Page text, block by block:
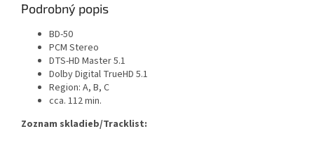
Podrobný popis
BD-50
PCM Stereo
DTS-HD Master 5.1
Dolby Digital TrueHD 5.1
Region: A, B, C
cca. 112 min.
Zoznam skladieb/Tracklist: